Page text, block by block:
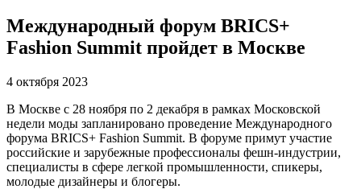
Международный форум BRICS+
Fashion Summit пройдет в Москве
4 октября 2023
В Москве с 28 ноября по 2 декабря в рамках Московской
недели моды запланировано проведение Международного
форума BRICS+ Fashion Summit. В форуме примут участие
российские и зарубежные профессионалы фешн-индустрии,
специалисты в сфере легкой промышленности, спикеры,
молодые дизайнеры и блогеры.